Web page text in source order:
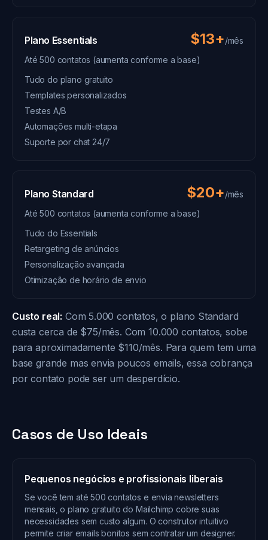
Plano Essentials $13+/mês
Até 500 contatos (aumenta conforme a base)
Tudo do plano gratuito
Templates personalizados
Testes A/B
Automações multi-etapa
Suporte por chat 24/7
Plano Standard $20+/mês
Até 500 contatos (aumenta conforme a base)
Tudo do Essentials
Retargeting de anúncios
Personalização avançada
Otimização de horário de envio
Custo real: Com 5.000 contatos, o plano Standard
custa cerca de $75/mês. Com 10.000 contatos, sobe
para aproximadamente $110/mês. Para quem tem uma
base grande mas envia poucos emails, essa cobrança
por contato pode ser um desperdício.
Casos de Uso Ideais
Pequenos negócios e profissionais liberais
Se você tem até 500 contatos e envia newsletters
mensais, o plano gratuito do Mailchimp cobre suas
necessidades sem custo algum. O construtor intuitivo
permite criar emails bonitos sem contratar um designer.